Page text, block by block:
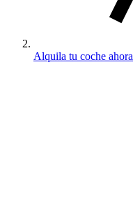
Alquila tu coche ahora